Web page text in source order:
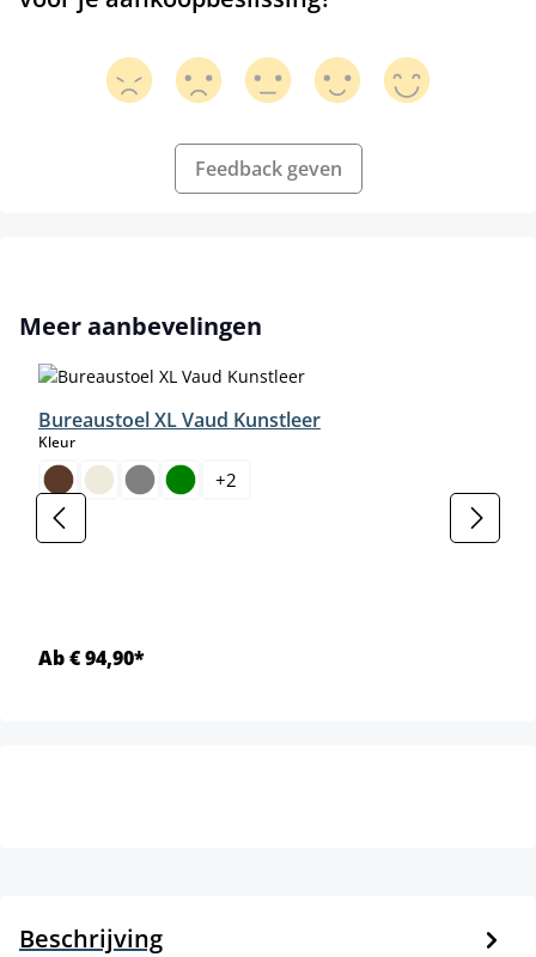
Feedback geven
Productgalerij overslaan
Meer aanbevelingen
Bureaustoel XL Vaud Kunstleer
Kleurselect
+2
Ab € 94,90*
Beschrijving